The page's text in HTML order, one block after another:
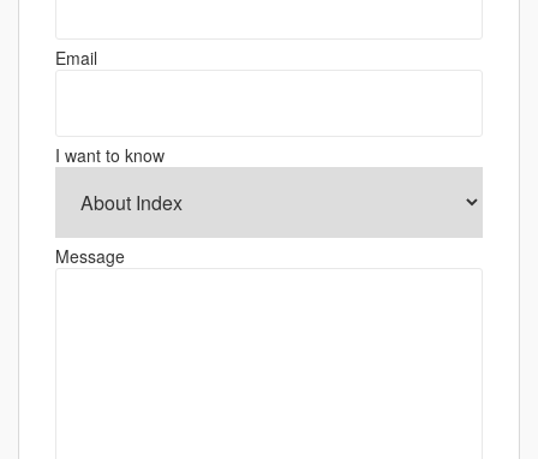
Email
I want to know
Message